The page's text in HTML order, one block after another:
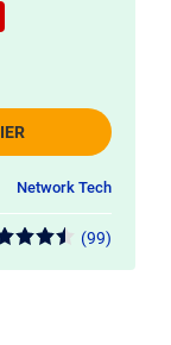
Network Tech
(99)